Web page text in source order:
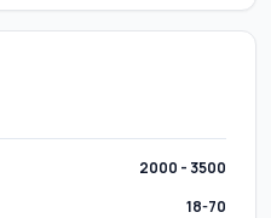
2000 - 3500
18-70